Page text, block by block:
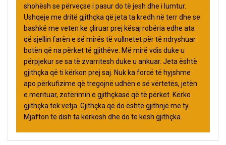
shohësh se përveçse i pasur do të jesh dhe i lumtur.
Ushqeje me dritë gjithçka që jeta ta kredh në terr dhe se
bashkë me veten ke çliruar prej kësaj robëria edhe ata
që sjellin farën e së mirës të vullnetet për të ndryshuar
botën që na përket të gjithëve. Më mirë vdis duke u
përpjekur se sa të zvarritesh duke u ankuar. Jeta është
gjithçka që ti kërkon prej saj. Nuk ka forcë të hyjshme
apo përkufizime që tregojnë udhën e së vërtetës, jetën
e merituar, zotërimin e gjithçkasë që të përket. Kërko
gjithçka tek vetja. Gjithçka që do është gjithnjë me ty.
Mjafton të dish ta kërkosh dhe do të kesh gjithçka.